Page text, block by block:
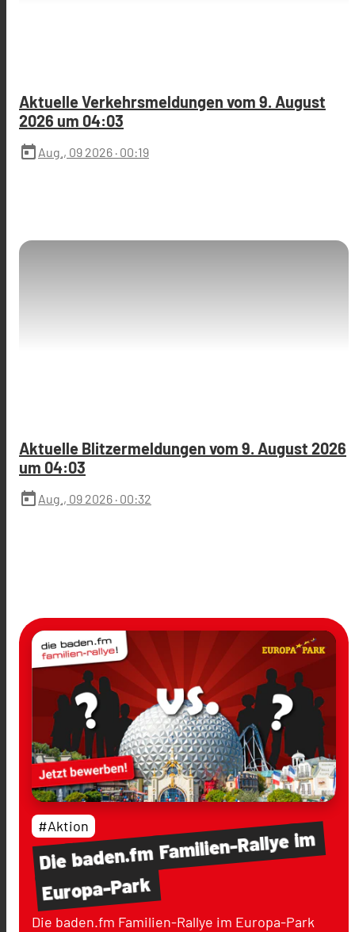
Aktuelle Verkehrsmeldungen vom 9. August
2026 um 04:03
today Aug., 09 2026 · 00:19
Aktuelle Blitzermeldungen vom 9. August 2026
um 04:03
today Aug., 09 2026 · 00:32
Diebaden.fmFamilien-Rallyeim
Europa-Park
#Aktion
Die baden.fm Familien-Rallye im Europa-Park